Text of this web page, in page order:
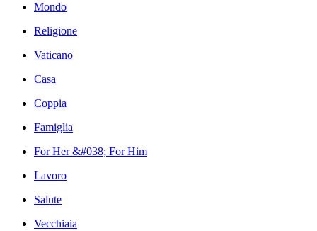
Mondo
Religione
Vaticano
Casa
Coppia
Famiglia
For Her &#038; For Him
Lavoro
Salute
Vecchiaia